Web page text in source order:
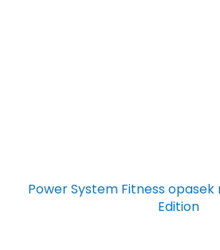
Power System Fitness
Edition